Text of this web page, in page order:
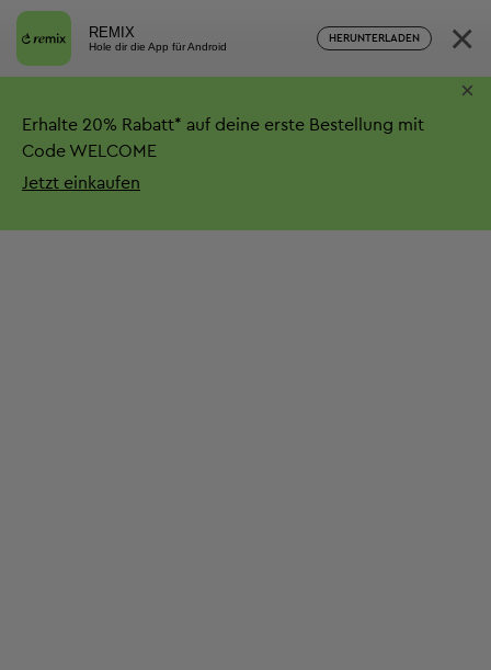
REMIX
Hole dir die App für Android
HERUNTERLADEN ×
Erhalte 20% Rabatt* auf deine erste Bestellung mit
Code WELCOME
Jetzt einkaufen
×